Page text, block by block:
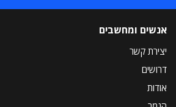
אנשים ומחשבים
יצירת קשר
דרושים
אודות